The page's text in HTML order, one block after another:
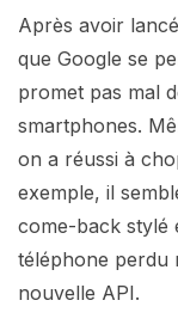
Après avoir
que Google se
promet pas mal
smartphones.
on a réussi à
exemple, il
come-back stylé
téléphone perdu
nouvelle API.